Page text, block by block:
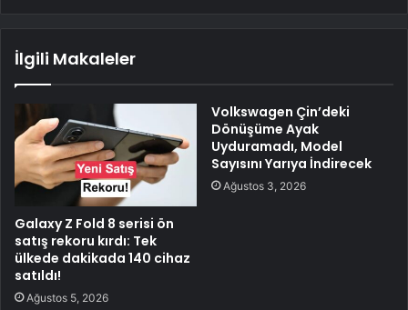
İlgili Makaleler
Galaxy Z Fold 8 serisi ön
satış rekoru kırdı: Tek
ülkede dakikada 140 cihaz
satıldı!
Ağustos 5, 2026
Volkswagen Çin’deki
Dönüşüme Ayak
Uyduramadı, Model
Sayısını Yarıya İndirecek
Ağustos 3, 2026